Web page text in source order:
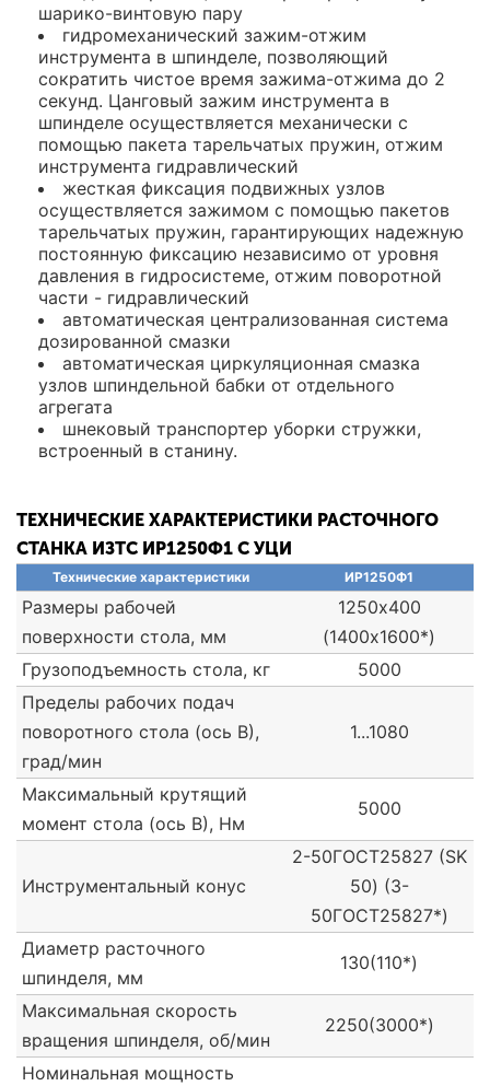
шарико-винтовую пару
гидромеханический зажим-отжим
инструмента в шпинделе, позволяющий
сократить чистое время зажима-отжима до 2
секунд. Цанговый зажим инструмента в
шпинделе осуществляется механически с
помощью пакета тарельчатых пружин, отжим
инструмента гидравлический
жесткая фиксация подвижных узлов
осуществляется зажимом с помощью пакетов
тарельчатых пружин, гарантирующих надежную
постоянную фиксацию независимо от уровня
давления в гидросистеме, отжим поворотной
части - гидравлический
автоматическая централизованная система
дозированной смазки
автоматическая циркуляционная смазка
узлов шпиндельной бабки от отдельного
агрегата
шнековый транспортер уборки стружки,
встроенный в станину.
ТЕХНИЧЕСКИЕ ХАРАКТЕРИСТИКИ РАСТОЧНОГО
СТАНКА ИЗТС ИР1250Ф1 С УЦИ
Технические характеристики ИР1250Ф1
Размеры рабочей
поверхности стола, мм
1250х400
(1400х1600*)
Грузоподъемность стола, кг
5000
Пределы рабочих подач
поворотного стола (ось В),
град/мин
1...1080
Максимальный крутящий
момент стола (ось В), Нм
5000
Инструментальный конус
2-50ГОСТ25827 (SK
50) (3-
50ГОСТ25827*)
Диаметр расточного
шпинделя, мм
130(110*)
Максимальная скорость
вращения шпинделя, об/мин
2250(3000*)
Номинальная мощность